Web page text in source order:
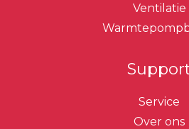
Ventilatie
Service
Over ons